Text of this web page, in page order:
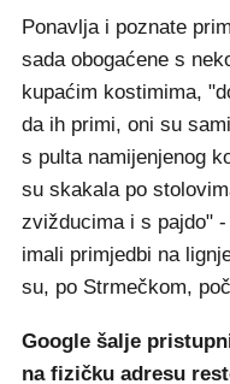
Ponavlja i poznate
sada obogaćene s
kupaćim kostimima,
da ih primi, oni su
s pulta namijenjenog
su skakala po
zvižducima i s pajdo"
imali primjedbi na
su, po Strmečkom,
Google šalje
na fizičku adresu